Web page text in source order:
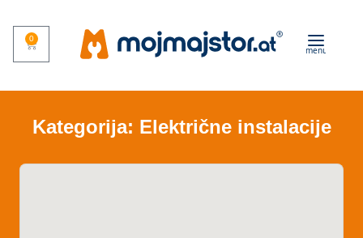
menu
0
Kategorija: Električne instalacije